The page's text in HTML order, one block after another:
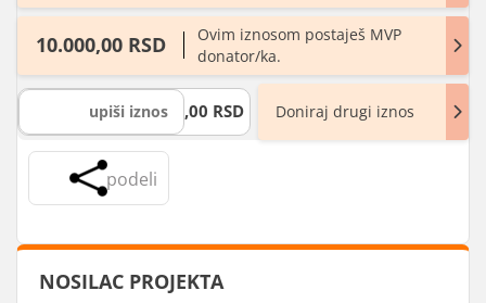
10.000,00 RSD
Ovim iznosom postaješ MVP
donator/ka.
,00 RSD Doniraj drugi iznos
podeli
NOSILAC PROJEKTA